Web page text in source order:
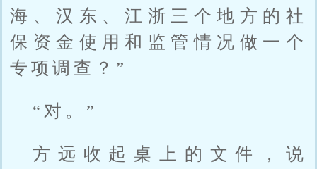
海、汉东、江浙三个地方的社
保资金使用和监管情况做一个
专项调查？”
“对。”
方远收起桌上的文件，说